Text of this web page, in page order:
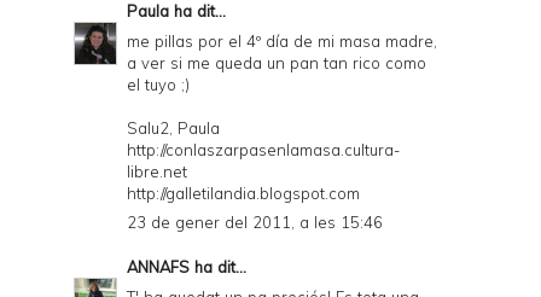
Paula ha dit...
me pillas por el 4º día de mi masa madre,
a ver si me queda un pan tan rico como
el tuyo ;)
Salu2, Paula
http://conlaszarpasenlamasa.cultura-
libre.net
http://galletilandia.blogspot.com
23 de gener del 2011, a les 15:46
ANNAFS ha dit...